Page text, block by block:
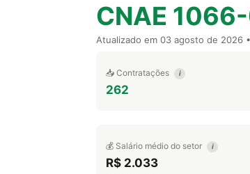
CNAE
Atualizado em 03 agosto de 2026
📥 Contratações i
262
💰 Salário médio do setor i
R$ 2.033